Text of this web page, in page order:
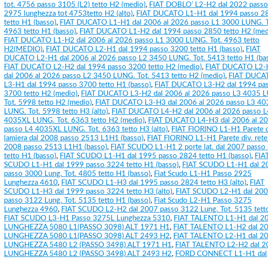
tot. 4756 passo 3105 (L2) tetto H2 (medio), FIAT DOBLO’ L2-H2 dal 2022 passo
2975 lunghezza tot 4753tetto H2 (alto), FIAT DUCATO L1-H1 dal 1994 passo
tetto H1 (basso), FIAT DUCATO L1-H1 dal 2006 al 2026 passo L1 3000 LUNG.
4963 tetto H1 (basso), FIAT DUCATO L1-H2 dal 1994 passo 2850 tetto H2
FIAT DUCATO L1-H2 dal 2006 al 2026 passo L1 3000 LUNG. Tot. 4963 tetto
H2(MEDIO), FIAT DUCATO L2-H1 dal 1994 passo 3200 tetto H1 (basso), FIAT
DUCATO L2-H1 dal 2006 al 2026 passo L2 3450 LUNG. Tot. 5413 tetto H1
FIAT DUCATO L2-H2 dal 1994 passo 3200 tetto H2 (medio), FIAT DUCATO L2-
dal 2006 al 2026 passo L2 3450 LUNG. Tot. 5413 tetto H2 (medio), FIAT
L3-H1 dal 1994 passo 3700 tetto H1 (basso), FIAT DUCATO L3-H2 dal 1994
3700 tetto H2 (medio), FIAT DUCATO L3-H2 dal 2006 al 2026 passo L3 4035
Tot. 5998 tetto H2 (medio), FIAT DUCATO L3-H3 dal 2006 al 2026 passo L3
LUNG. Tot. 5998 tetto H3 (alto), FIAT DUCATO L4-H2 dal 2006 al 2026 passo
4035XL LUNG. Tot. 6363 tetto H2 (medio), FIAT DUCATO L4-H3 dal 2006 al
passo L4 4035XL LUNG. Tot. 6363 tetto H3 (alto), FIAT FIORINO L1-H1 Parete
lamiera dal 2008 passo 2513 L1H1 (basso), FIAT FIORINO L1-H1 Parete div. rete
2008 passo 2513 L1H1 (basso), FIAT SCUDO L1-H1 2 porte lat. dal 2007
tetto H1 (basso), FIAT SCUDO L1-H1 dal 1995 passo 2824 tetto H1 (basso), FIAT
SCUDO L1-H1 dal 1999 passo 3224 tetto H1 (basso), FIAT SCUDO L1-H1 dal
passo 3000 Lung. Tot. 4805 tetto H1 (basso), Fiat Scudo L1-H1 Passo 2925
Lunghezza 4610, FIAT SCUDO L1-H3 dal 1995 passo 2824 tetto H3 (alto), FIAT
SCUDO L1-H3 dal 1999 passo 3224 tetto H3 (alto), FIAT SCUDO L2-H1 dal
passo 3122 Lung. Tot. 5135 tetto H1 (basso), Fiat Scudo L2-H1 Passo 3275
Lunghezza 4960, FIAT SCUDO L2-H2 dal 2007 passo 3122 Lung. Tot. 5135
FIAT SCUDO L3-H1 Passo 3275L Lunghezza 5310, FIAT TALENTO L1-H1 dal
LUNGHEZZA 5080 L1(PASSO 3098) ALT 1971 H1, FIAT TALENTO L1-H2 dal
LUNGHEZZA 5080 L1(PASSO 3098) ALT 2493 H2, FIAT TALENTO L2-H1 dal
LUNGHEZZA 5480 L2 (PASSO 3498) ALT 1971 H1, FIAT TALENTO L2-H2 dal
LUNGHEZZA 5480 L2 (PASSO 3498) ALT 2493 H2, FORD CONNECT L1-H1 dal